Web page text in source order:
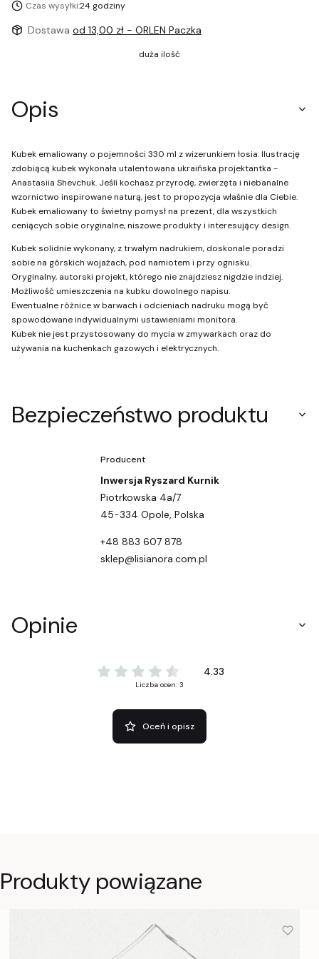
Czas wysyłki:24 godziny
Dostawa od 13,00 zł - ORLEN Paczka
duża ilość
Opis
Kubek emaliowany o pojemności 330 ml z wizerunkiem łosia. Ilustrację
zdobiącą kubek wykonała utalentowana ukraińska projektantka -
Anastasiia Shevchuk. Jeśli kochasz przyrodę, zwierzęta i niebanalne
wzornictwo inspirowane naturą, jest to propozycja właśnie dla Ciebie.
Kubek emaliowany to świetny pomysł na prezent, dla wszystkich
ceniących sobie oryginalne, niszowe produkty i interesujący design.
Kubek solidnie wykonany, z trwałym nadrukiem, doskonale poradzi
sobie na górskich wojażach, pod namiotem i przy ognisku.
Oryginalny, autorski projekt, którego nie znajdziesz nigdzie indziej.
Możliwość umieszczenia na kubku dowolnego napisu.
Ewentualne różnice w barwach i odcieniach nadruku mogą być
spowodowane indywidualnymi ustawieniami monitora.
Kubek nie jest przystosowany do mycia w zmywarkach oraz do
używania na kuchenkach gazowych i elektrycznych.
Bezpieczeństwo produktu
Producent
Inwersja Ryszard Kurnik
Piotrkowska 4a/7
45-334 Opole, Polska
+48 883 607 878
sklep@lisianora.com.pl
Opinie
4.33
Liczba ocen: 3
Oceń i opisz
Produkty powiązane